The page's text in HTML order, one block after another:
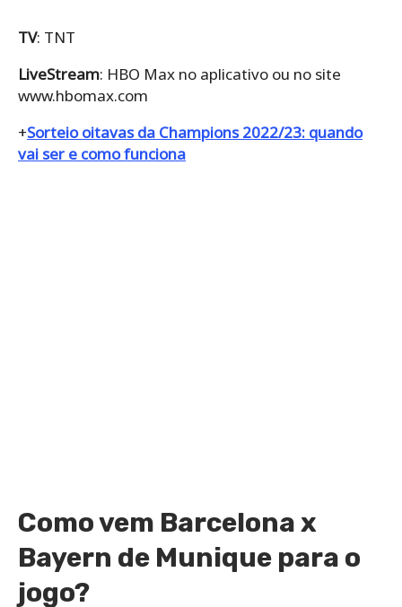
TV: TNT
LiveStream: HBO Max no aplicativo ou no site
www.hbomax.com
+Sorteio oitavas da Champions 2022/23: quando
vai ser e como funciona
Como vem Barcelona x
Bayern de Munique para o
jogo?